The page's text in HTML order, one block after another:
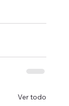
Ver todo